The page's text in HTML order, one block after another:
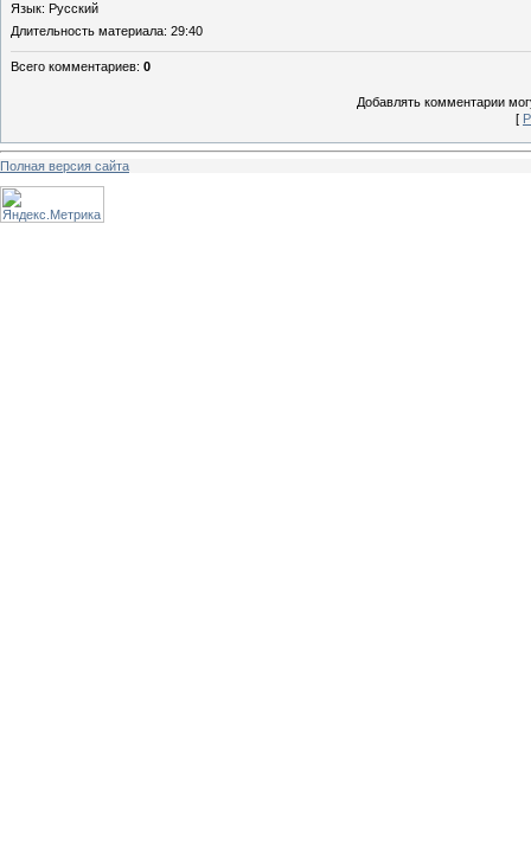
Язык: Русский
Длительность материала: 29:40
Всего комментариев: 0
Добавлять комментарии
[
Полная версия сайта